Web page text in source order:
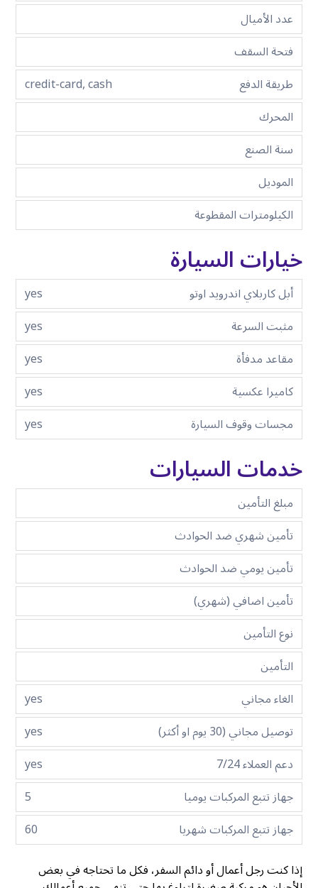
عدد الأميال
فتحة السقف
طريقة الدفع
credit-card, cash
المحرك
سنة الصنع
الموديل
الكيلومترات المقطوعة
خيارات السيارة
أبل كاربلاي اندرويد اوتو
yes
مثبت السرعة
yes
مقاعد مدفأة
yes
كاميرا عكسية
yes
مجسات وقوف السيارة
yes
خدمات السيارات
مبلغ التأمين
تأمين شهري ضد الحوادث
تأمين يومي ضد الحوادث
تأمين اضافي (شهري)
نوع التأمين
التأمين
الغاء مجاني
yes
توصيل مجاني (30 يوم او أكثر)
yes
دعم العملاء 7/24
yes
جهاز تتبع المركبات يوميا
5
جهاز تتبع المركبات شهريا
60
إذا كنت رجل أعمال أو دائم السفر، فكل ما تحتاجه في بعض